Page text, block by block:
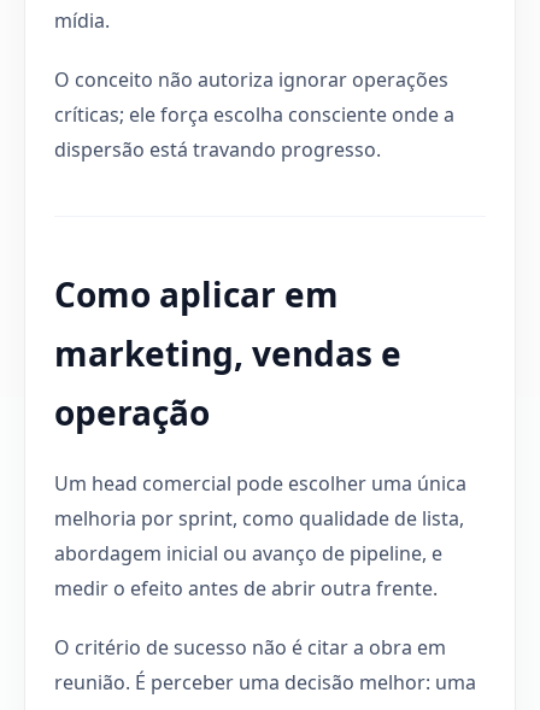
mídia.
O conceito não autoriza ignorar operações
críticas; ele força escolha consciente onde a
dispersão está travando progresso.
Como aplicar em
marketing, vendas e
operação
Um head comercial pode escolher uma única
melhoria por sprint, como qualidade de lista,
abordagem inicial ou avanço de pipeline, e
medir o efeito antes de abrir outra frente.
O critério de sucesso não é citar a obra em
reunião. É perceber uma decisão melhor: uma